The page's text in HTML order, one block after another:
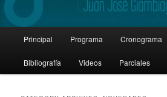
Skip
to
Skip
to
Principal Programa Cronograma
Bibliografía Videos Parciales